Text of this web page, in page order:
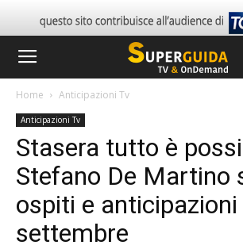
Home Anticipazioni Tv
Anticipazioni Tv
Stasera tutto è
Stefano De Martino
ospiti e
settembre